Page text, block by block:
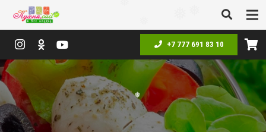
❅
❅ ❅
+7 777 691 83 10